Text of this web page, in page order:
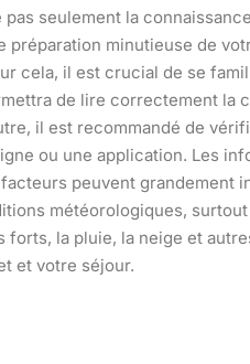
seulement la
minutieuse de
cela, il est crucial de se
de lire correctement la
il est recommandé de
ou une application. Les
peuvent grandement
météorologiques,
forts, la pluie, la neige et
et votre séjour.